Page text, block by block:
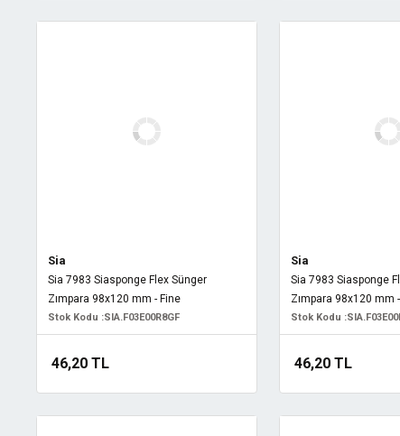
Sia
Sia 7983 Siasponge Flex Sünger
Zımpara 98x120 mm - Fine
Stok Kodu :SIA.F03E00R8GF
46,20 TL
Sia
Sia 7983 Siasponge
Zımpara 98x120 mm
Stok Kodu :
46,20 TL